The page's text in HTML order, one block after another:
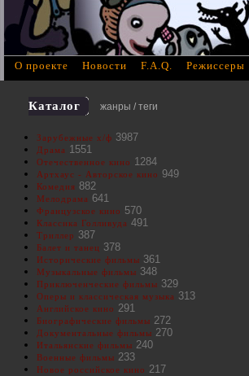
Каталог жанры / теги
Зарубежные х/ф 3987
Драма 1551
Отечественное кино 1284
Артхаус - Авторское кино 949
Комедия 882
Мелодрама 641
Французское кино 570
Классика Голливуда 491
Триллер 387
Балет и танец 378
Исторические фильмы 361
Музыкальные фильмы 348
Приключенческие фильмы 329
Оперы и классическая музыка 313
Английское кино 291
Биографические фильмы 272
Документальные фильмы 270
Итальянские фильмы 240
Военные фильмы 233
Новое российское кино 217
О проекте Новости F.A.Q. Режиссеры